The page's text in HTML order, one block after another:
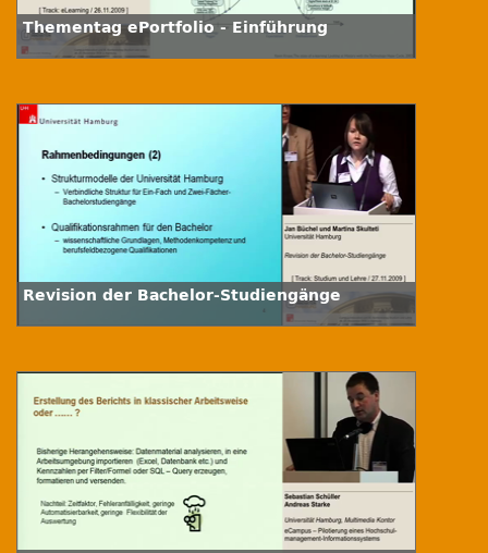
Thementag ePortfolio - Einführung
Revision der Bachelor-Studiengänge